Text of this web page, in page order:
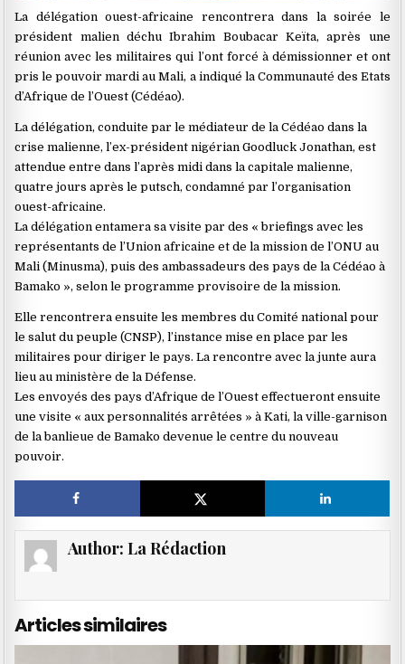
La délégation ouest-africaine rencontrera dans la soirée le
président malien déchu Ibrahim Boubacar Keïta, après une
réunion avec les militaires qui l’ont forcé à démissionner et ont
pris le pouvoir mardi au Mali, a indiqué la Communauté des Etats
d’Afrique de l’Ouest (Cédéao).
La délégation, conduite par le médiateur de la Cédéao dans la
crise malienne, l’ex-président nigérian Goodluck Jonathan, est
attendue entre dans l’après midi dans la capitale malienne,
quatre jours après le putsch, condamné par l’organisation
ouest-africaine.
La délégation entamera sa visite par des « briefings avec les
représentants de l’Union africaine et de la mission de l’ONU au
Mali (Minusma), puis des ambassadeurs des pays de la Cédéao à
Bamako », selon le programme provisoire de la mission.
Elle rencontrera ensuite les membres du Comité national pour
le salut du peuple (CNSP), l’instance mise en place par les
militaires pour diriger le pays. La rencontre avec la junte aura
lieu au ministère de la Défense.
Les envoyés des pays d’Afrique de l’Ouest effectueront ensuite
une visite « aux personnalités arrêtées » à Kati, la ville-garnison
de la banlieue de Bamako devenue le centre du nouveau
pouvoir.
Author: La Rédaction
Articles similaires